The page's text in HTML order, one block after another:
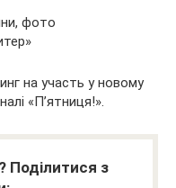
на участь у новому
«П’ятниця!».
Поділитися з